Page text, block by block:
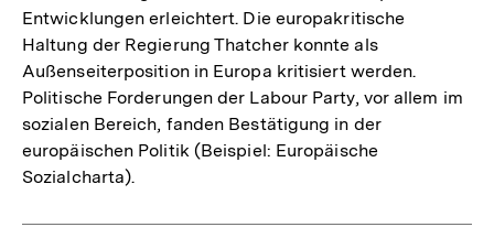
Entwicklungen erleichtert. Die europakritische
Haltung der Regierung Thatcher konnte als
Außenseiterposition in Europa kritisiert werden.
Politische Forderungen der Labour Party, vor allem im
sozialen Bereich, fanden Bestätigung in der
europäischen Politik (Beispiel: Europäische
Sozialcharta).